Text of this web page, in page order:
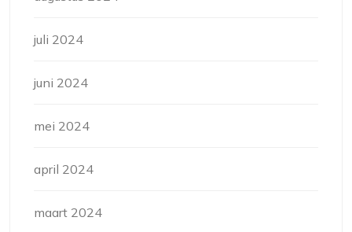
juli 2024
juni 2024
mei 2024
april 2024
maart 2024